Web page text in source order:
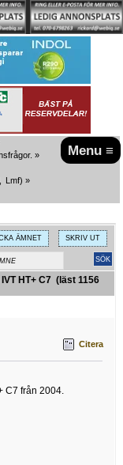
Menu ≡
»
Lmf) »
ÄMNET SKRIV UT
HT+ C7 (läst 1156
Citera
C7 från 2004.